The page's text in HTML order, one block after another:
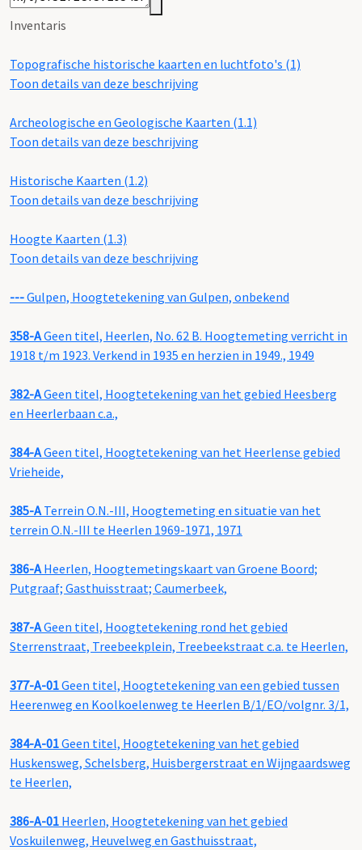
Inventaris
Topografische historische kaarten en luchtfoto's (1)
Toon details van deze beschrijving
Archeologische en Geologische Kaarten (1.1)
Toon details van deze beschrijving
Historische Kaarten (1.2)
Toon details van deze beschrijving
Hoogte Kaarten (1.3)
Toon details van deze beschrijving
---Gulpen, Hoogtetekening van Gulpen, onbekend
358-AGeen titel, Heerlen, No. 62 B. Hoogtemeting verricht in
1918 t/m 1923. Verkend in 1935 en herzien in 1949., 1949
382-AGeen titel, Hoogtetekening van het gebied Heesberg
en Heerlerbaan c.a.,
384-AGeen titel, Hoogtetekening van het Heerlense gebied
Vrieheide,
385-ATerrein O.N.-III, Hoogtemeting en situatie van het
terrein O.N.-III te Heerlen 1969-1971, 1971
386-AHeerlen, Hoogtemetingskaart van Groene Boord;
Putgraaf; Gasthuisstraat; Caumerbeek,
387-AGeen titel, Hoogtetekening rond het gebied
Sterrenstraat, Treebeekplein, Treebeekstraat c.a. te Heerlen,
377-A-01Geen titel, Hoogtetekening van een gebied tussen
Heerenweg en Koolkoelenweg te Heerlen B/1/EO/volgnr. 3/1,
384-A-01Geen titel, Hoogtetekening van het gebied
Huskensweg, Schelsberg, Huisbergerstraat en Wijngaardsweg
te Heerlen,
386-A-01 Heerlen, Hoogtetekening van het gebied
Voskuilenweg, Heuvelweg en Gasthuisstraat,